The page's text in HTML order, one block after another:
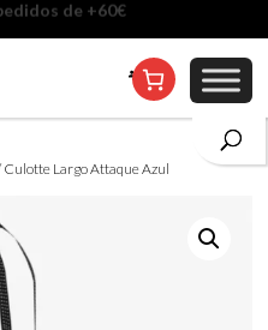
en personalizados
Culotte Largo Attaque Azul